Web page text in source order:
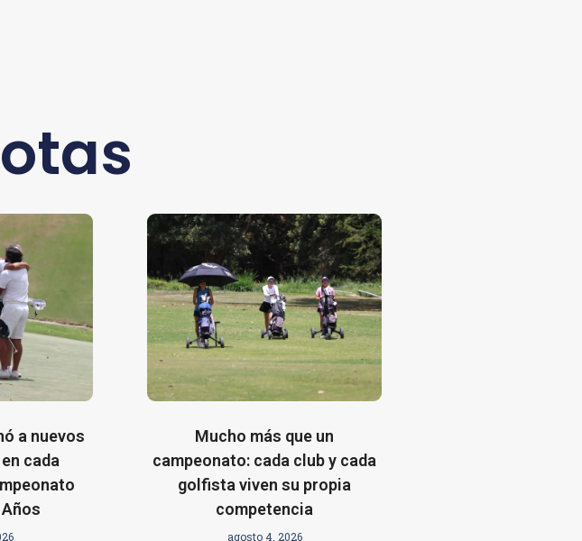
a nuevos
cada
Mucho más que un
campeonato: cada club y cada
golfista viven su propia
competencia
agosto 4, 2026